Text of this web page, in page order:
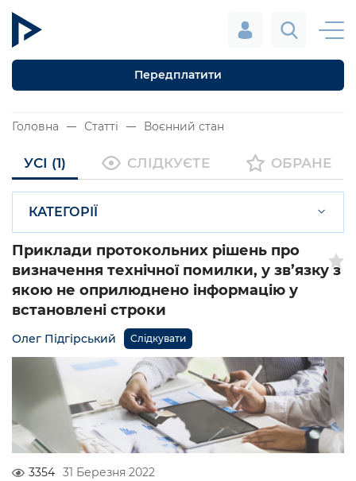
Передплатити
Головна Статті Воєнний стан
УСІ (1) СЛІДКУЄТЕ ОБРАНЕ
КАТЕГОРІЇ
Приклади протокольних рішень про
визначення технічної помилки, у зв’язку з
якою не оприлюднено інформацію у
встановлені строки
Олег Підгірський Слідкувати
3354 31 Березня 2022